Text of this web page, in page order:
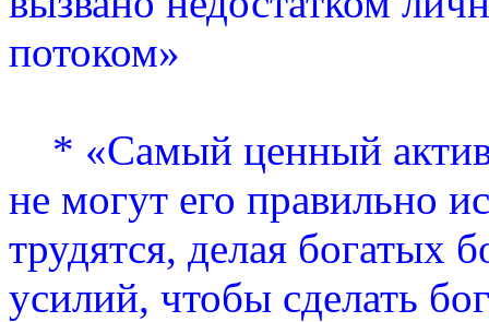
потоком»
* «Самый ценный
не могут его правильно
трудятся, делая богатых
усилий, чтобы сделать